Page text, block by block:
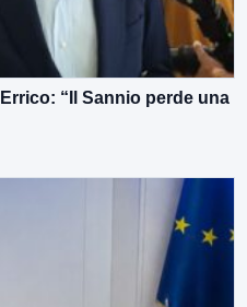
“Il Sannio perde una